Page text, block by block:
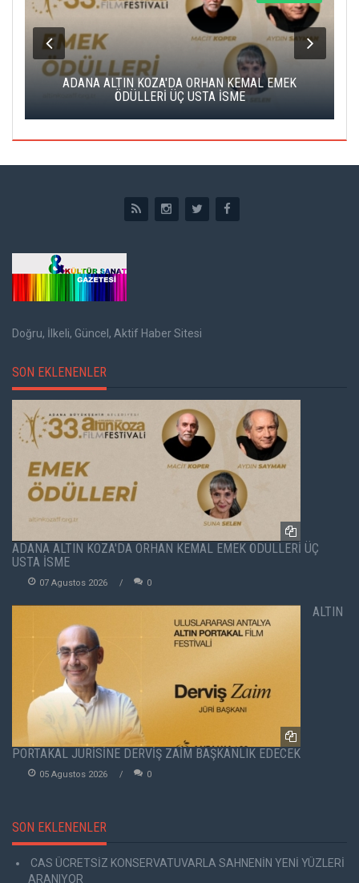
ADANA ALTIN KOZA'DA ORHAN KEMAL EMEK
ÖDÜLLERİ ÜÇ USTA İSME
Doğru, İlkeli, Güncel, Aktif Haber Sitesi
SON EKLENENLER
ADANA ALTIN KOZA'DA ORHAN KEMAL EMEK ÖDÜLLERİ ÜÇ
USTA İSME
07 Agustos 2026 0
ALTIN
PORTAKAL JÜRİSİNE DERVİŞ ZAİM BAŞKANLIK EDECEK
05 Agustos 2026 0
SON EKLENENLER
CAS ÜCRETSİZ KONSERVATUVARLA SAHNENİN YENİ YÜZLERİ
ARANIYOR